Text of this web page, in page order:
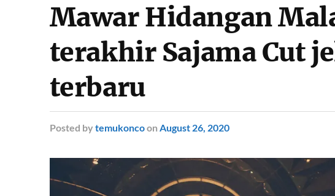
Mawar Hidangan
terakhir Sajama Cut
terbaru
Posted by temukoncoon August 26, 2020